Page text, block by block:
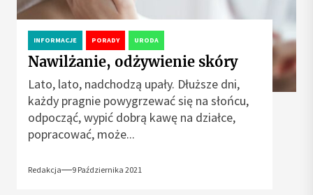
INFORMACJE PORADY URODA
Nawilżanie, odżywienie skóry
Lato, lato, nadchodzą upały. Dłuższe dni,
każdy pragnie powygrzewać się na słońcu,
odpocząć, wypić dobrą kawę na działce,
popracować, może...
Redakcja 9 Października 2021